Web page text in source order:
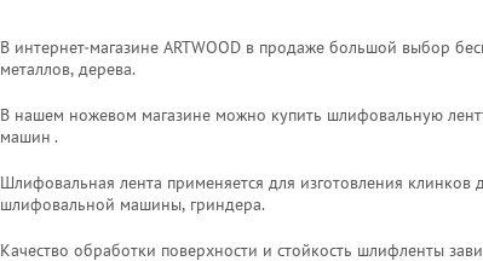
В интернет-магазине ARTWOOD в продаже большой выбор
металлов, дерева.
В нашем ножевом магазине можно купить шлифовальную
машин .
Шлифовальная лента применяется для изготовления
шлифовальной машины, гриндера.
Качество обработки поверхности и стойкость шлифленты